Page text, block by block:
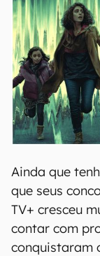
Ainda que
que seus
TV+ cresceu
contar com
conquistaram